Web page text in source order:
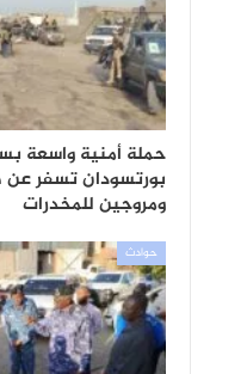
حملة أمنية واسعة
بورتسودان تسفر
ومروجين للمخدرات
حوادث